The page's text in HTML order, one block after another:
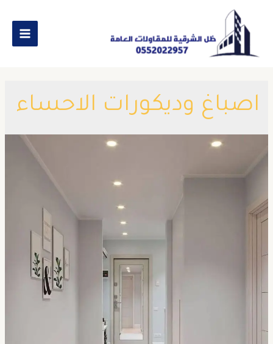
اصباغ وديكورات الاحساء